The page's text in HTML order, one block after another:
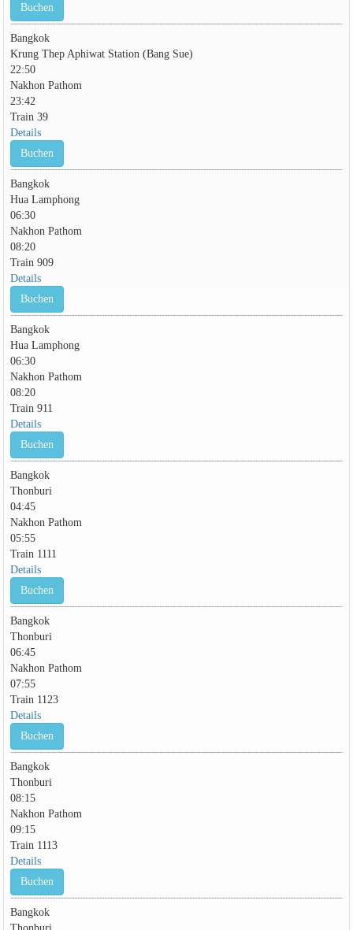
Buchen
Bangkok
Krung Thep Aphiwat Station (Bang Sue)
22:50
Nakhon Pathom
23:42
Train 39
Details
Buchen
Bangkok
Hua Lamphong
06:30
Nakhon Pathom
08:20
Train 909
Details
Buchen
Bangkok
Hua Lamphong
06:30
Nakhon Pathom
08:20
Train 911
Details
Buchen
Bangkok
Thonburi
04:45
Nakhon Pathom
05:55
Train 1111
Details
Buchen
Bangkok
Thonburi
06:45
Nakhon Pathom
07:55
Train 1123
Details
Buchen
Bangkok
Thonburi
08:15
Nakhon Pathom
09:15
Train 1113
Details
Buchen
Bangkok